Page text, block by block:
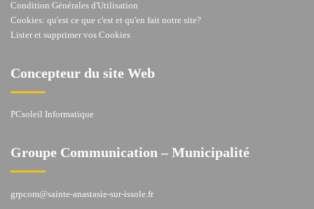
Condition Générales d'Utilisation
Cookies: qu'est ce que c'est et qu'en fait notre site?
Lister et supprimer vos Cookies
Concepteur du site Web
PCsoleil Informatique
Groupe Communication – Municipalité
grpcom@sainte-anastasie-sur-issole.fr